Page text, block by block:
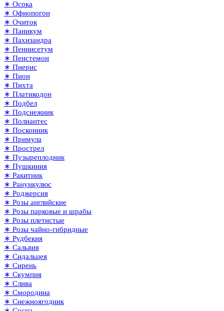
∗ Осока
∗ Офиопогон
∗ Очиток
∗ Паникум
∗ Пахизандра
∗ Пеннисетум
∗ Пенстемон
∗ Пиерис
∗ Пион
∗ Пихта
∗ Платикодон
∗ Подбел
∗ Подснежник
∗ Полиантес
∗ Посконник
∗ Примула
∗ Прострел
∗ Пузыреплодник
∗ Пушкиния
∗ Ракитник
∗ Ранункулюс
∗ Роджерсия
∗ Розы английские
∗ Розы парковые и шрабы
∗ Розы плетистые
∗ Розы чайно-гибридные
∗ Рудбекия
∗ Сальвия
∗ Сидальцея
∗ Сирень
∗ Скумпия
∗ Слива
∗ Смородина
∗ Снежноягодник